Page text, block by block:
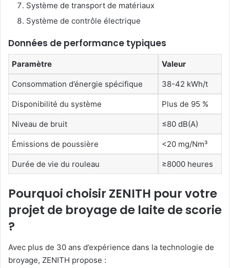
Système de transport de matériaux
Système de contrôle électrique
Données de performance typiques
Paramètre Valeur
Consommation d’énergie spécifique 38-42 kWh/t
Disponibilité du système Plus de 95 %
Niveau de bruit ≤80 dB(A)
Émissions de poussière <20 mg/Nm³
Durée de vie du rouleau ≥8000 heures
Pourquoi choisir ZENITH pour votre
projet de broyage de laite de scorie
?
Avec plus de 30 ans d’expérience dans la technologie de
broyage, ZENITH propose :